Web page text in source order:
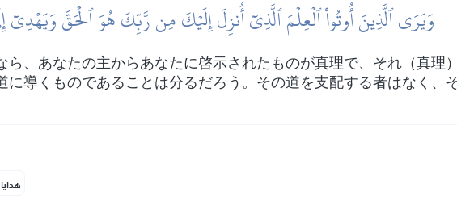
وَيَرَى ٱلَّذِينَ أُوتُواْ ٱلۡعِلۡمَ ٱلَّذِيٓ أُنزِلَ إِلَيۡكَ مِن رَّبِّكَ هُوَ ٱلۡحَقَّ وَيَهۡدِيٓ
、あなたの主からあなたに啓示されたものが真理で、それ（真理
導くものであることは分るだろう。その道を支配する者はなく、